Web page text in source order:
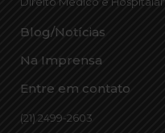
Blog/Notícias
Na Imprensa
Entre em contato
(21) 2499-2603